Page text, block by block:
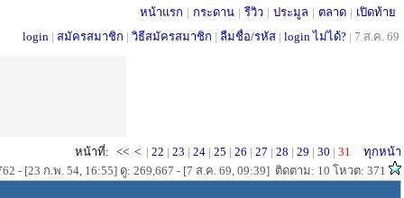
หน้าแรก | กระดาน | รีวิว | ประมูล | ตลาด | เปิดท้าย
login | สมัครสมาชิก | วิธีสมัครสมาชิก | ลืมชื่อ/รหัส | login ไม่ได้? | 7 ส.ค. 69
หน้าที่: << < | 22 | 23 | 24 | 25 | 26 | 27 | 28 | 29 | 30 | 31
ทุกหน้า
- [23 ก.พ. 54, 16:55] ดู: 269,667 - [7 ส.ค. 69, 09:39] ติดตาม: 10 โหวต: 371